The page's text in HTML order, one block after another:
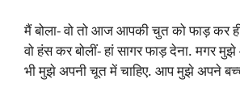
मैं बोला- वो तो आज आपकी चुत को फाड़ कर
वो हंस कर बोलीं- हां सागर फाड़ देना. मगर
भी मुझे अपनी चूत में चाहिए. आप मुझे अपने